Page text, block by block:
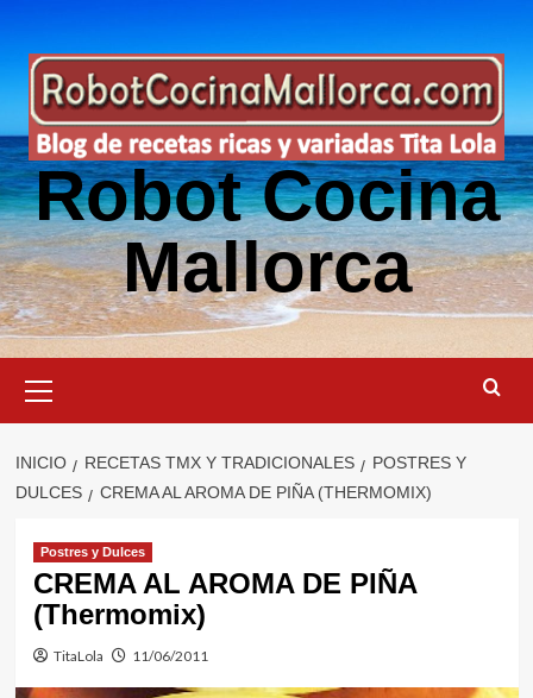
contenido
Robot Cocina
Mallorca
primario
INICIO RECETAS TMX Y TRADICIONALES
POSTRES Y
DULCES
CREMA AL AROMA DE PIÑA (THERMOMIX)
Postres y Dulces
CREMA AL AROMA DE PIÑA
(Thermomix)
TitaLola 11/06/2011